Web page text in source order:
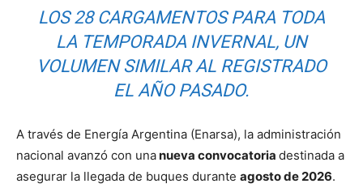
LOS 28 CARGAMENTOS PARA TODA
LA TEMPORADA INVERNAL, UN
VOLUMEN SIMILAR AL REGISTRADO
EL AÑO PASADO.
A través de Energía Argentina (Enarsa), la administración
nacional avanzó con unanueva convocatoria destinada a
asegurar la llegada de buques durante agosto de 2026.